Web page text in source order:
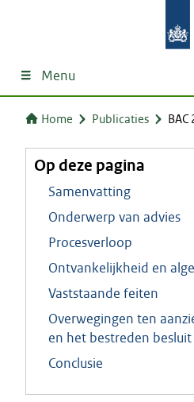
Menu
Home Publicaties
Op deze pagina
Samenvatting
Onderwerp van advies
Procesverloop
Ontvankelijkheid en
Vaststaande feiten
Overwegingen ten
en het bestreden besluit
Conclusie